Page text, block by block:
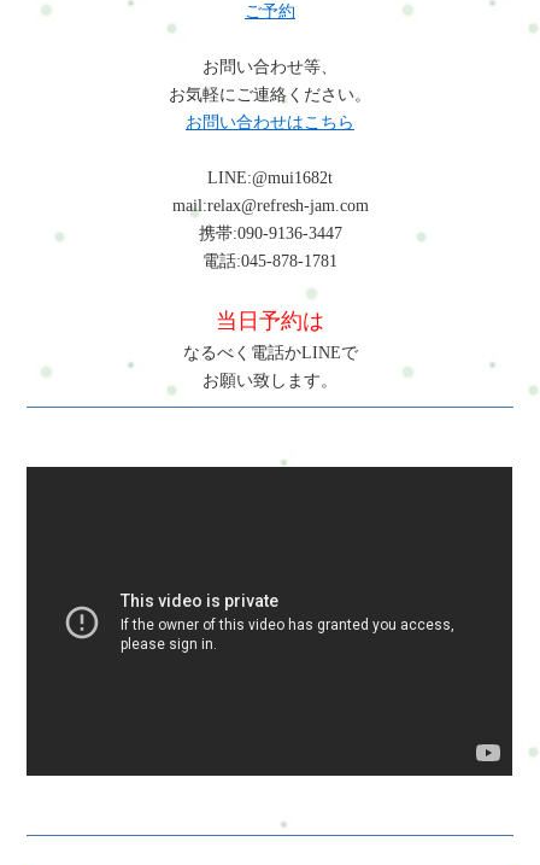
ご予約
お問い合わせ等、
お気軽にご連絡ください。
お問い合わせはこちら
LINE:@mui1682t
mail:relax@refresh-jam.com
携帯:090-9136-3447
電話:045-878-1781
当日予約は
なるべく電話かLINEで
お願い致します。